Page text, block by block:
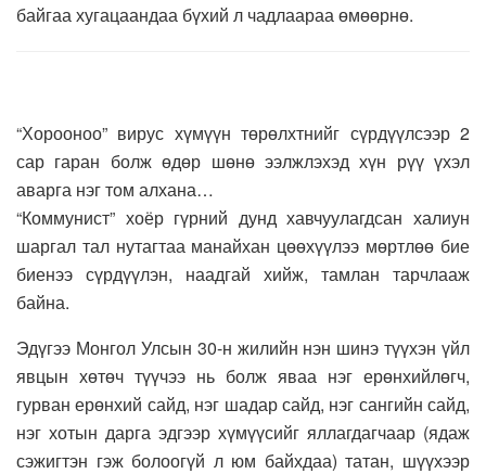
байгаа хугацаандаа бүхий л чадлаараа өмөөрнө.
“Хорооноо” вирус хүмүүн төрөлхтнийг сүрдүүлсээр 2
сар гаран болж өдөр шөнө ээлжлэхэд хүн рүү үхэл
аварга нэг том алхана…
“Коммунист” хоёр гүрний дунд хавчуулагдсан халиун
шаргал тал нутагтаа манайхан цөөхүүлээ мөртлөө бие
биенээ сүрдүүлэн, наадгай хийж, тамлан тарчлааж
байна.
Эдүгээ Монгол Улсын 30-н жилийн нэн шинэ түүхэн үйл
явцын хөтөч түүчээ нь болж яваа нэг ерөнхийлөгч,
гурван ерөнхий сайд, нэг шадар сайд, нэг сангийн сайд,
нэг хотын дарга эдгээр хүмүүсийг яллагдагчаар (ядаж
сэжигтэн гэж болоогүй л юм байхдаа) татан, шүүхээр